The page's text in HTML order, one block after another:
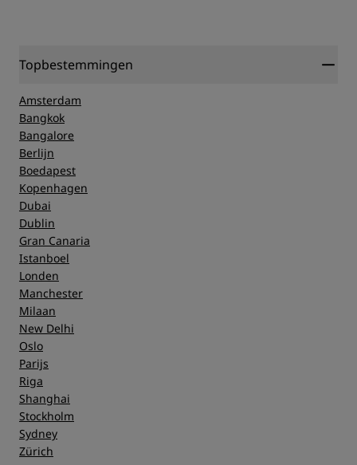
Topbestemmingen
Amsterdam
Bangkok
Bangalore
Berlijn
Boedapest
Kopenhagen
Dubai
Dublin
Gran Canaria
Istanboel
Londen
Manchester
Milaan
New Delhi
Oslo
Parijs
Riga
Shanghai
Stockholm
Sydney
Zürich